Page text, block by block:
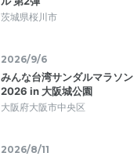
茨城県桜川市
2026/9/6
みんな台湾サンダルマラソン
2026 in 大阪城公園
大阪府大阪市中央区
2026/8/11